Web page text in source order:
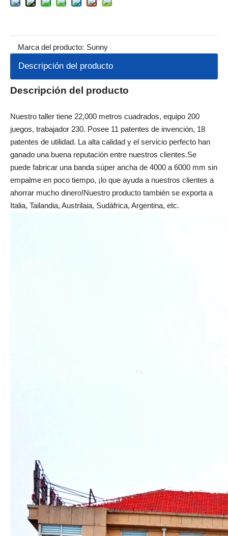
Marca del producto: Sunny
Descripción del producto
Descripción del producto
Nuestro taller tiene 22,000 metros cuadrados, equipo 200
juegos, trabajador 230. Posee 11 patentes de invención, 18
patentes de utilidad. La alta calidad y el servicio perfecto han
ganado una buena reputación entre nuestros clientes.Se
puede fabricar una banda súper ancha de 4000 a 6000 mm sin
empalme en poco tiempo, ¡lo que ayuda a nuestros clientes a
ahorrar mucho dinero!Nuestro producto también se exporta a
Italia, Tailandia, Austrilaia, Sudáfrica, Argentina, etc.